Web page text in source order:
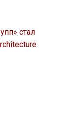
стал